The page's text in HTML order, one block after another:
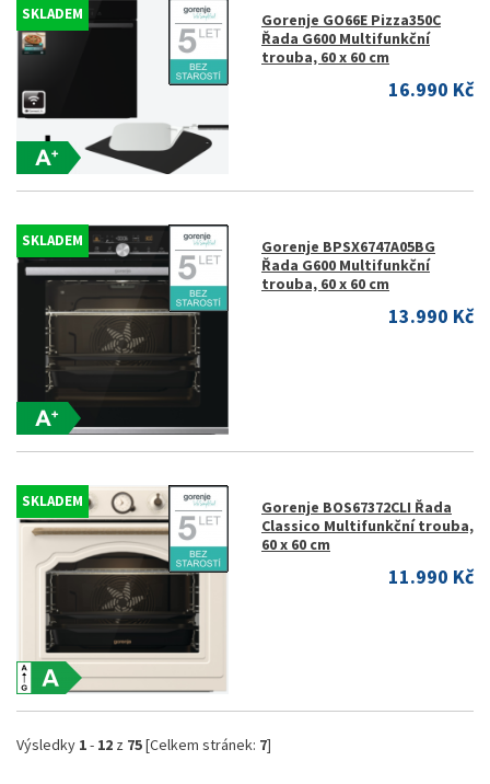
SKLADEM
Gorenje GO66E Pizza350C
Řada G600 Multifunkční
trouba, 60 x 60 cm
16.990 Kč
SKLADEM
Gorenje BPSX6747A05BG
Řada G600 Multifunkční
trouba, 60 x 60 cm
13.990 Kč
SKLADEM
Gorenje BOS67372CLI Řada
Classico Multifunkční trouba,
60 x 60 cm
11.990 Kč
Výsledky 1- 12 z 75[Celkem stránek: 7]